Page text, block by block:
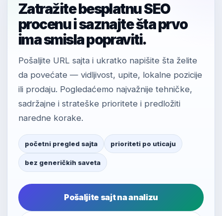
Zatražite besplatnu SEO
procenu i saznajte šta prvo
ima smisla popraviti.
Pošaljite URL sajta i ukratko napišite šta želite
da povećate — vidljivost, upite, lokalne pozicije
ili prodaju. Pogledaćemo najvažnije tehničke,
sadržajne i strateške prioritete i predložiti
naredne korake.
početni pregled sajta prioriteti po uticaju
bez generičkih saveta
Pošaljite sajt na analizu